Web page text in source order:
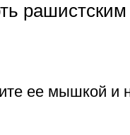
рашистским
ее мышкой и